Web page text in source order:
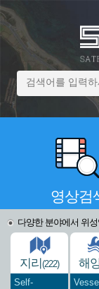
영상검
다양한 분야에서 위
지리(222)
Self-
해
Vessel